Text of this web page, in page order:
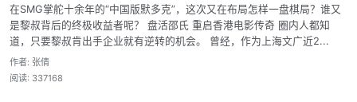
在SMG掌舵十余年的“中国版默多克”，这次又在布局怎样一盘棋局？谁又
是黎叔背后的终极收益者呢？ 盘活邵氏 重启香港电影传奇 圈内人都知
道，只要黎叔肯出手企业就有逆转的机会。 曾经，作为上海文广近2...
作者: 张倩
阅读: 337168